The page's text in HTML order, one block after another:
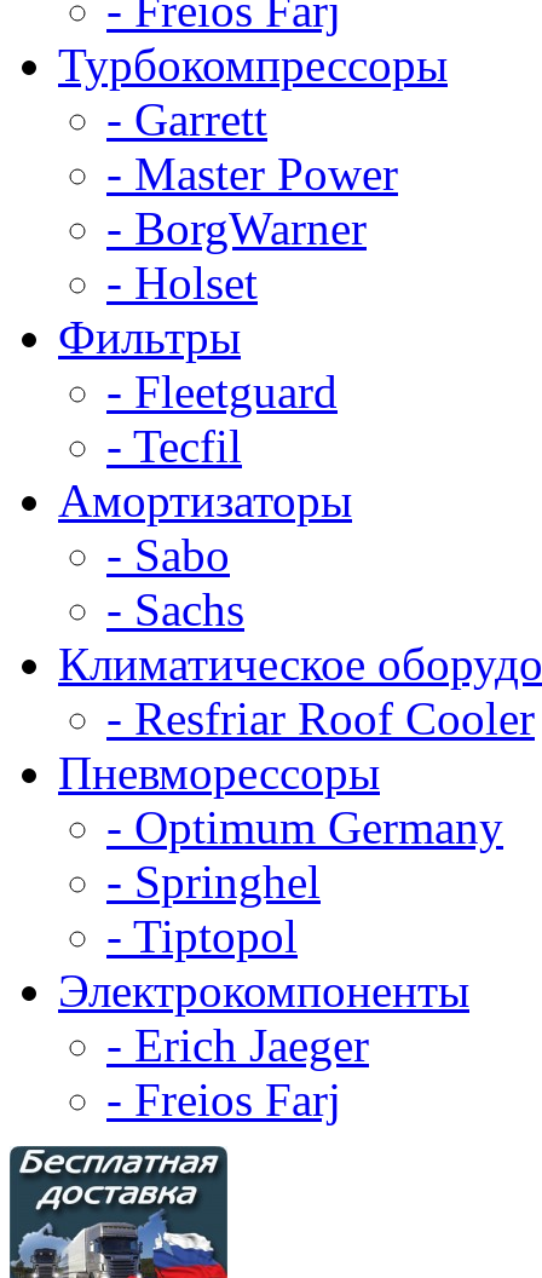
Турбокомпрессоры
- Garrett
- Master Power
- BorgWarner
- Holset
Фильтры
- Fleetguard
- Tecfil
Амортизаторы
- Sabo
- Sachs
Климатическое
- Resfriar Roof Cooler
Пневморессоры
- Optimum Germany
- Springhel
- Tiptopol
Электрокомпоненты
- Erich Jaeger
- Freios Farj